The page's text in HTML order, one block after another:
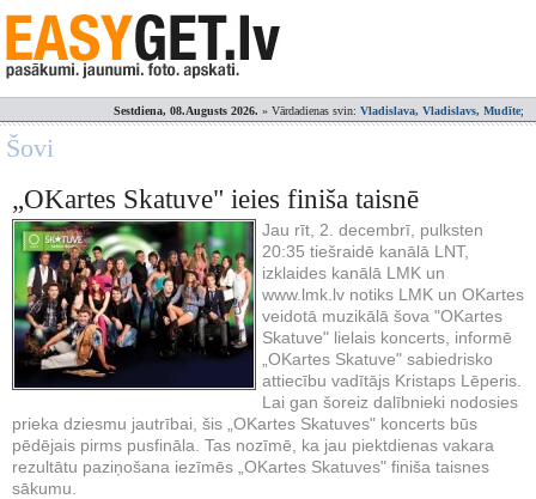
Sestdiena, 08.Augusts 2026. » Vārdadienas svin: Vladislava, Vladislavs, Mudīte;
Šovi
„OKartes Skatuve" ieies finiša taisnē
Jau rīt, 2. decembrī, pulksten
20:35 tiešraidē kanālā LNT,
izklaides kanālā LMK un
www.lmk.lv notiks LMK un OKartes
veidotā muzikālā šova "OKartes
Skatuve" lielais koncerts, informē
„OKartes Skatuve" sabiedrisko
attiecību vadītājs Kristaps Lēperis.
Lai gan šoreiz dalībnieki nodosies
prieka dziesmu jautrībai, šis „OKartes Skatuves" koncerts būs
pēdējais pirms pusfināla. Tas nozīmē, ka jau piektdienas vakara
rezultātu paziņošana iezīmēs „OKartes Skatuves" finiša taisnes
sākumu.